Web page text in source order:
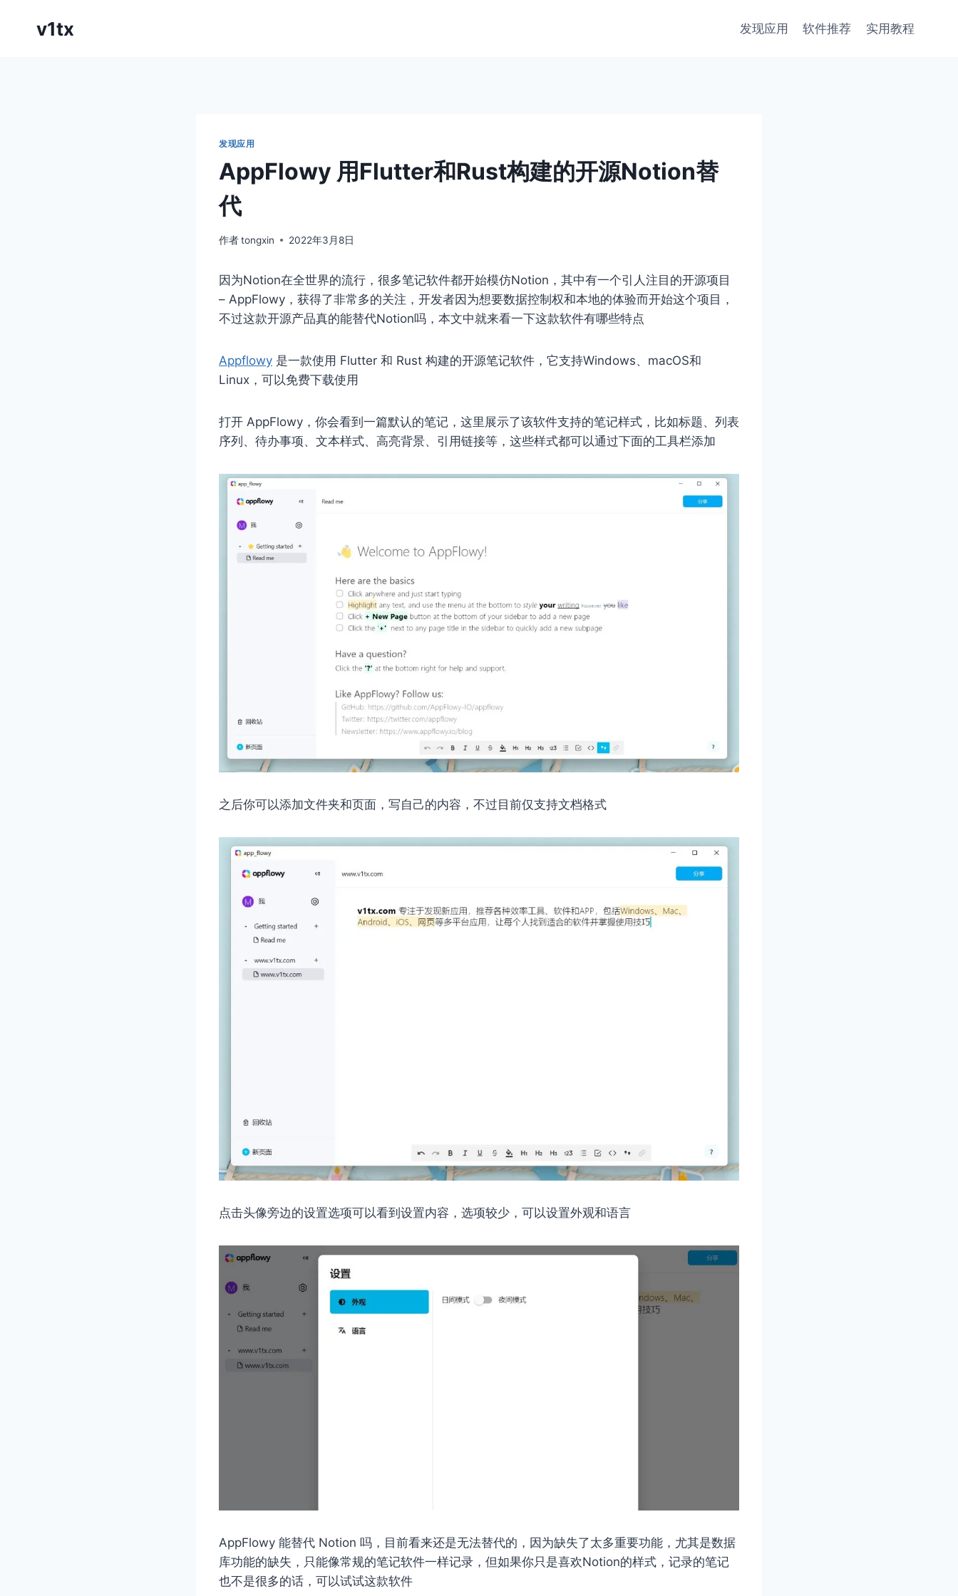
v1tx 发现应用 软件推荐 实用教程
发现应用
AppFlowy 用Flutter和Rust构建的开源Notion替
代
作者tongxin 2022年3月8日
因为Notion在全世界的流行，很多笔记软件都开始模仿Notion，其中有一个引人注目的开源项目
– AppFlowy，获得了非常多的关注，开发者因为想要数据控制权和本地的体验而开始这个项目，
不过这款开源产品真的能替代Notion吗，本文中就来看一下这款软件有哪些特点
Appflowy 是一款使用 Flutter 和 Rust 构建的开源笔记软件，它支持Windows、macOS和
Linux，可以免费下载使用
打开 AppFlowy，你会看到一篇默认的笔记，这里展示了该软件支持的笔记样式，比如标题、列表
序列、待办事项、文本样式、高亮背景、引用链接等，这些样式都可以通过下面的工具栏添加
之后你可以添加文件夹和页面，写自己的内容，不过目前仅支持文档格式
点击头像旁边的设置选项可以看到设置内容，选项较少，可以设置外观和语言
AppFlowy 能替代 Notion 吗，目前看来还是无法替代的，因为缺失了太多重要功能，尤其是数据
库功能的缺失，只能像常规的笔记软件一样记录，但如果你只是喜欢Notion的样式，记录的笔记
也不是很多的话，可以试试这款软件